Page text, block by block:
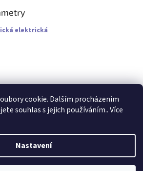
cookie. Dalším procházením
souhlas s jejich používáním.. Více
Nastavení
elektrická
Vytvořil Shoptet